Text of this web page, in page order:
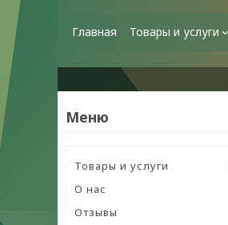
Главная Товары и услуги
Товары и услуги
О нас
Отзывы